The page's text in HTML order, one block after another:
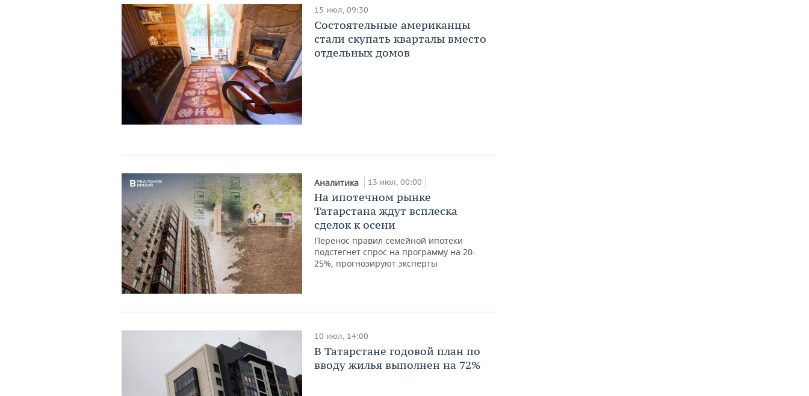
15 июл, 09:30
Состоятельные американцы
стали скупать кварталы вместо
отдельных домов
Аналитика 13 июл, 00:00
На ипотечном рынке
Татарстана ждут всплеска
сделок к осени
Перенос правил семейной ипотеки
подстегнет спрос на программу на 20-
25%, прогнозируют эксперты
10 июл, 14:00
В Татарстане годовой план по
вводу жилья выполнен на 72%